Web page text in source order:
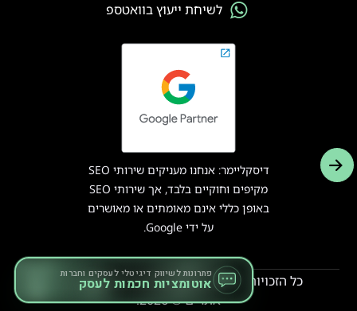
לשיחת ייעוץ בוואטספ
דיסקליימר: אנחנו מעניקים שירותי SEO
מקיפים וחוקיים בלבד, אך שירותי SEO
באופן כללי אינם מאומתים או מאושרים
על ידי Google.
כל הזכויות שמורות לחברת Just In Time קידום
אתרים © 2026.
פתרונות לשיווק דיגיטלי לעסקים וחברות
אוטומציות חכמות לעסק